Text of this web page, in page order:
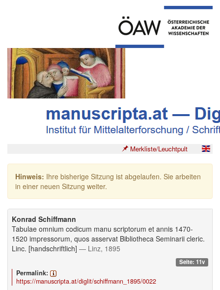
Merkliste/Leuchtpult
Hinweis: Ihre bisherige Sitzung ist abgelaufen. Sie arbeiten
in einer neuen Sitzung weiter.
Konrad Schiffmann
Tabulae omnium codicum manu scriptorum et annis 1470-
1520 impressorum, quos asservat Bibliotheca Seminarii cleric.
Linc. [handschriftlich] — Linz, 1895
Seite: 11v
Permalink:
https://manuscripta.at/diglit/schiffmann_1895/0022